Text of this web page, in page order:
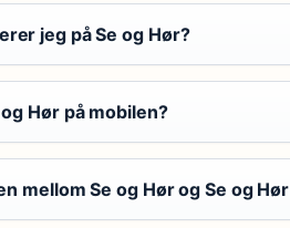
jeg på Se og Hør?
Hør på mobilen?
mellom Se og Hør og Se og